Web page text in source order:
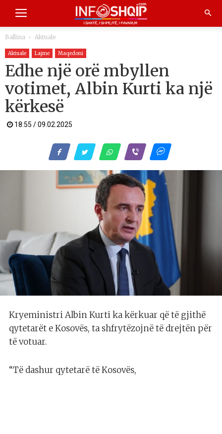
Ballina Aktuale
Aktuale Lajme Maqedoni
Edhe një orë mbyllen
votimet, Albin Kurti ka një
kërkesë
18:55 / 09.02.2025
Kryeministri Albin Kurti ka kërkuar që të gjithë
qytetarët e Kosovës, ta shfrytëzojnë të drejtën për
të votuar.
“Të dashur qytetarë të Kosovës,